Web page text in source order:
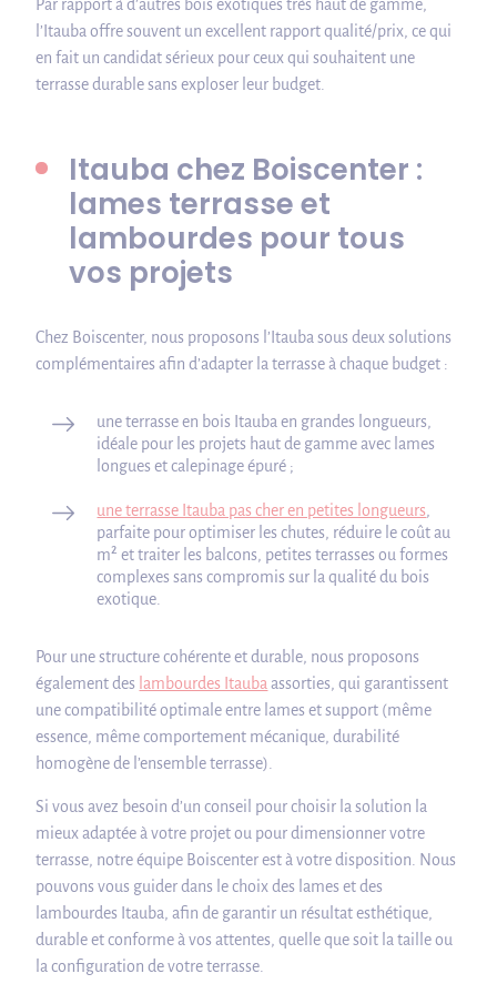
Par rapport à d’autres bois exotiques très haut de gamme,
l’Itauba offre souvent un excellent rapport qualité/prix, ce qui
en fait un candidat sérieux pour ceux qui souhaitent une
terrasse durable sans exploser leur budget.
Itauba chez Boiscenter :
lames terrasse et
lambourdes pour tous
vos projets
Chez Boiscenter, nous proposons l’Itauba sous deux solutions
complémentaires afin d’adapter la terrasse à chaque budget :
une terrasse en bois Itauba en grandes longueurs,
idéale pour les projets haut de gamme avec lames
longues et calepinage épuré ;
une terrasse Itauba pas cher en petites longueurs
parfaite pour optimiser les chutes, réduire le coût au
m² et traiter les balcons, petites terrasses ou formes
complexes sans compromis sur la qualité du bois
exotique.
Pour une structure cohérente et durable, nous proposons
également des lambourdes Itauba assorties, qui garantissent
une compatibilité optimale entre lames et support (même
essence, même comportement mécanique, durabilité
homogène de l’ensemble terrasse).
Si vous avez besoin d’un conseil pour choisir la solution la
mieux adaptée à votre projet ou pour dimensionner votre
terrasse, notre équipe Boiscenter est à votre disposition. Nous
pouvons vous guider dans le choix des lames et des
lambourdes Itauba, afin de garantir un résultat esthétique,
durable et conforme à vos attentes, quelle que soit la taille ou
la configuration de votre terrasse.